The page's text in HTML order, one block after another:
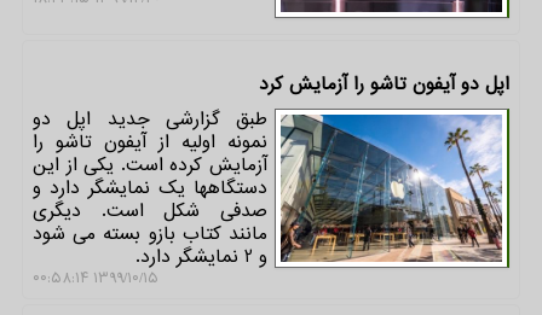
اپل دو آیفون تاشو را آزمایش كرد
طبق گزارشی جدید اپل دو
نمونه اولیه از آیفون تاشو را
آزمایش کرده است. یکی از این
دستگاهها یک نمایشگر دارد و
صدفی شکل است. دیگری
مانند کتاب بازو بسته می شود
و 2 نمایشگر دارد.
۱۳۹۹/۱۰/۱۵ ۰۰:۵۸:۱۴